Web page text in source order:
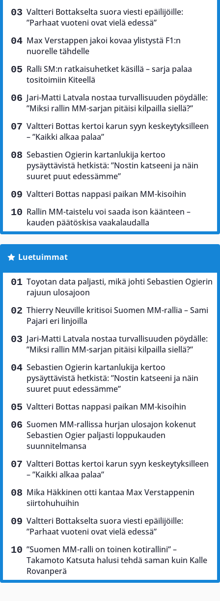
Valtteri Bottakselta suora viesti epäilijöille:
”Parhaat vuoteni ovat vielä edessä”
Max Verstappen jakoi kovaa ylistystä F1:n
nuorelle tähdelle
Ralli SM:n ratkaisuhetket käsillä – sarja palaa
tositoimiin Kiteellä
Jari-Matti Latvala nostaa turvallisuuden pöydälle:
”Miksi rallin MM-sarjan pitäisi kilpailla siellä?”
Valtteri Bottas kertoi karun syyn keskeytyksilleen
– ”Kaikki alkaa palaa”
Sebastien Ogierin kartanlukija kertoo
pysäyttävistä hetkistä: ”Nostin katseeni ja näin
suuret puut edessämme”
Valtteri Bottas nappasi paikan MM-kisoihin
Rallin MM-taistelu voi saada ison käänteen –
kauden päätöskisa vaakalaudalla
Luetuimmat
Toyotan data paljasti, mikä johti Sebastien Ogierin
rajuun ulosajoon
Thierry Neuville kritisoi Suomen MM-rallia – Sami
Pajari eri linjoilla
Jari-Matti Latvala nostaa turvallisuuden pöydälle:
”Miksi rallin MM-sarjan pitäisi kilpailla siellä?”
Sebastien Ogierin kartanlukija kertoo
pysäyttävistä hetkistä: ”Nostin katseeni ja näin
suuret puut edessämme”
Valtteri Bottas nappasi paikan MM-kisoihin
Suomen MM-rallissa hurjan ulosajon kokenut
Sebastien Ogier paljasti loppukauden
suunnitelmansa
Valtteri Bottas kertoi karun syyn keskeytyksilleen
– ”Kaikki alkaa palaa”
Mika Häkkinen otti kantaa Max Verstappenin
siirtohuhuihin
Valtteri Bottakselta suora viesti epäilijöille:
”Parhaat vuoteni ovat vielä edessä”
”Suomen MM-ralli on toinen kotirallini” –
Takamoto Katsuta halusi tehdä saman kuin Kalle
Rovanperä